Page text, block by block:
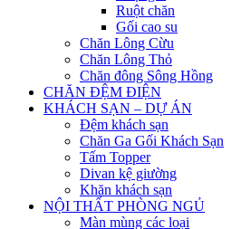
Ruột chăn
Gối cao su
Chăn Lông Cừu
Chăn Lông Thỏ
Chăn đông Sông Hồng
CHĂN ĐỆM ĐIỆN
KHÁCH SẠN – DỰ ÁN
Đệm khách sạn
Chăn Ga Gối Khách Sạn
Tấm Topper
Divan kệ giường
Khăn khách sạn
NỘI THẤT PHÒNG NGỦ
Màn mùng các loại